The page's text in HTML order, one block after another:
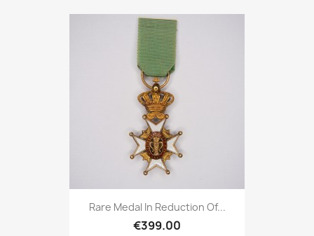
Rare Medal In Reduction Of...
€399.00